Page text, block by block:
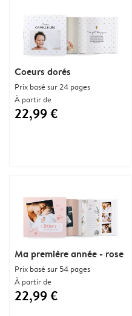
Ma première année - rose
Prix basé sur 54 pages
À partir de
22,99 €
Coeurs dorés
Prix basé sur 24 pages
À partir de
22,99 €